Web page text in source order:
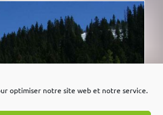
optimiser notre site web et notre service.